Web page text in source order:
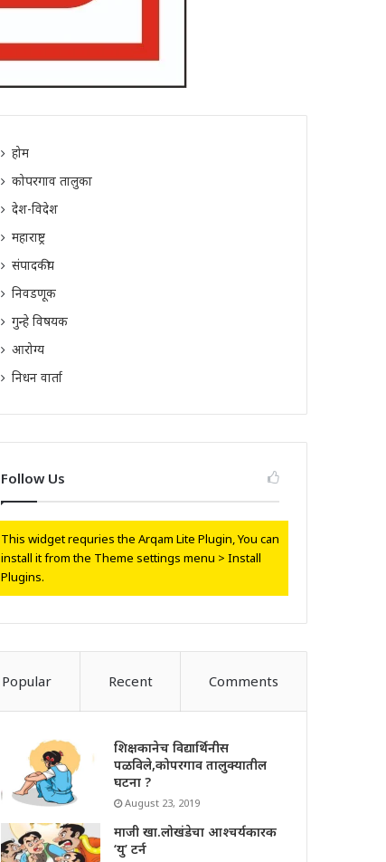
होम
कोपरगाव तालुका
देश-विदेश
महाराष्ट्र
संपादकीय
निवडणूक
गुन्हे विषयक
आरोग्य
निधन वार्ता
Follow Us
This widget requries the Arqam Lite Plugin, You can
install it from the Theme settings menu > Install
Plugins.
Popular Recent Comments
शिक्षकानेच विद्यार्थिनीस
पळविले,कोपरगाव तालुक्यातील
घटना ?
August 23, 2019
माजी खा.लोखंडेचा आश्चर्यकारक
‘यु’ टर्न